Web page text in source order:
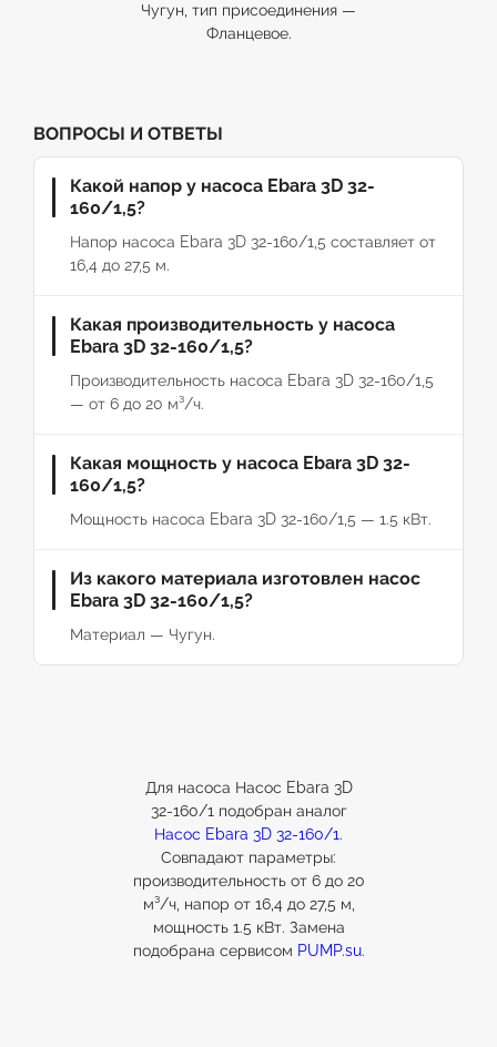
Чугун, тип присоединения —
Фланцевое.
ВОПРОСЫ И ОТВЕТЫ
Какой напор у насоса Ebara 3D 32-
160/1,5?
Напор насоса Ebara 3D 32-160/1,5 составляет от
16,4 до 27,5 м.
Какая производительность у насоса
Ebara 3D 32-160/1,5?
Производительность насоса Ebara 3D 32-160/1,5
— от 6 до 20 м³/ч.
Какая мощность у насоса Ebara 3D 32-
160/1,5?
Мощность насоса Ebara 3D 32-160/1,5 — 1.5 кВт.
Из какого материала изготовлен насос
Ebara 3D 32-160/1,5?
Материал — Чугун.
Для насоса Насос Ebara 3D
32-160/1 подобран аналог
Насос Ebara 3D 32-160/1.
Совпадают параметры:
производительность от 6 до 20
м³/ч, напор от 16,4 до 27,5 м,
мощность 1.5 кВт. Замена
подобрана сервисом PUMP.su.